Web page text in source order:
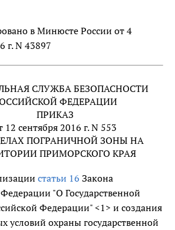
в Минюсте России от 4
г. N 43897
СЛУЖБА БЕЗОПАСНОСТИ
ФЕДЕРАЦИИ
ПРИКАЗ
12 сентября 2016 г. N 553
ПОГРАНИЧНОЙ ЗОНЫ НА
ПРИМОРСКОГО КРАЯ
статьи 16 Закона
"О Государственной
Федерации" <1> и создания
условий охраны государственной